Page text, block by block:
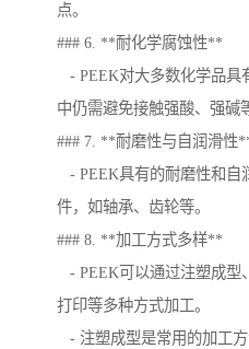
点。
### 6. **耐化学腐蚀性**
- PEEK对大多数化学品具
中仍需避免接触强酸、强碱
### 7. **耐磨性与自润滑性
- PEEK具有的耐磨性和自
件，如轴承、齿轮等。
### 8. **加工方式多样**
- PEEK可以通过注塑成型
打印等多种方式加工。
- 注塑成型是常用的加工方